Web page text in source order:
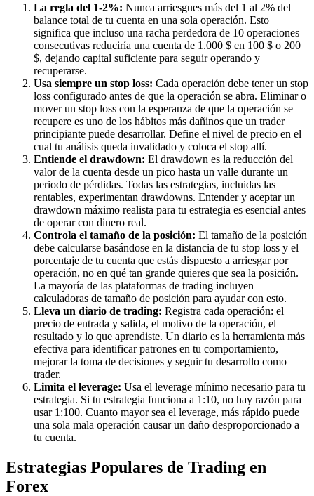
La regla del 1-2%: Nunca arriesgues más del 1 al 2% del
balance total de tu cuenta en una sola operación. Esto
significa que incluso una racha perdedora de 10 operaciones
consecutivas reduciría una cuenta de 1.000 $ en 100 $ o 200
$, dejando capital suficiente para seguir operando y
recuperarse.
Usa siempre un stop loss: Cada operación debe tener un stop
loss configurado antes de que la operación se abra. Eliminar o
mover un stop loss con la esperanza de que la operación se
recupere es uno de los hábitos más dañinos que un trader
principiante puede desarrollar. Define el nivel de precio en el
cual tu análisis queda invalidado y coloca el stop allí.
Entiende el drawdown: El drawdown es la reducción del
valor de la cuenta desde un pico hasta un valle durante un
periodo de pérdidas. Todas las estrategias, incluidas las
rentables, experimentan drawdowns. Entender y aceptar un
drawdown máximo realista para tu estrategia es esencial antes
de operar con dinero real.
Controla el tamaño de la posición: El tamaño de la posición
debe calcularse basándose en la distancia de tu stop loss y el
porcentaje de tu cuenta que estás dispuesto a arriesgar por
operación, no en qué tan grande quieres que sea la posición.
La mayoría de las plataformas de trading incluyen
calculadoras de tamaño de posición para ayudar con esto.
Lleva un diario de trading: Registra cada operación: el
precio de entrada y salida, el motivo de la operación, el
resultado y lo que aprendiste. Un diario es la herramienta más
efectiva para identificar patrones en tu comportamiento,
mejorar la toma de decisiones y seguir tu desarrollo como
trader.
Limita el leverage: Usa el leverage mínimo necesario para tu
estrategia. Si tu estrategia funciona a 1:10, no hay razón para
usar 1:100. Cuanto mayor sea el leverage, más rápido puede
una sola mala operación causar un daño desproporcionado a
tu cuenta.
Estrategias Populares de Trading en
Forex